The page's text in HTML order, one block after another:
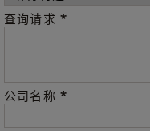
查询请求 *
公司名称 *